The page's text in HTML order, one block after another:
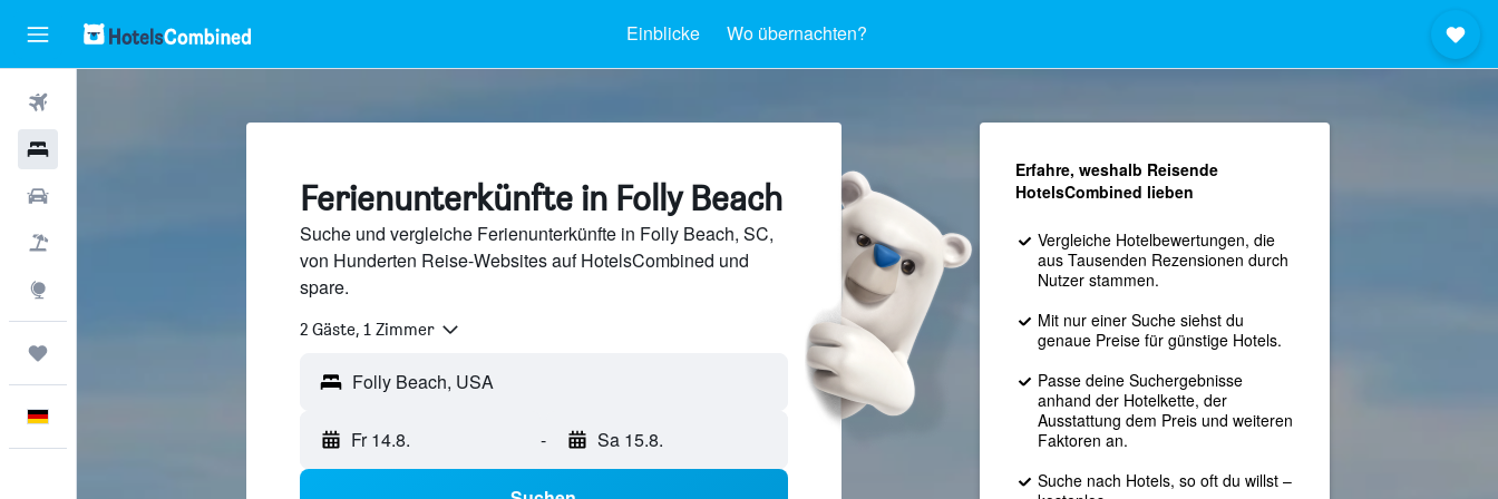
Einblicke Wo übernachten?
Ferienunterkünfte in Folly Beach
Suche und vergleiche Ferienunterkünfte in Folly Beach, SC,
von Hunderten Reise-Websites auf HotelsCombined und
spare.
2 Gäste, 1 Zimmer
Fr 14.8. - Sa 15.8.
Erfahre, weshalb Reisende
HotelsCombined lieben
Vergleiche Hotelbewertungen, die
aus Tausenden Rezensionen durch
Nutzer stammen.
Mit nur einer Suche siehst du
genaue Preise für günstige Hotels.
Passe deine Suchergebnisse
anhand der Hotelkette, der
Ausstattung dem Preis und weiteren
Faktoren an.
Suche nach Hotels, so oft du willst –